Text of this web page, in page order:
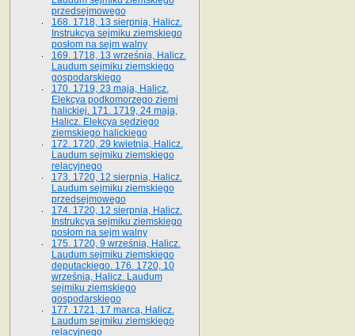
przedsejmowego
168. 1718, 13 sierpnia, Halicz.
Instrukcya sejmiku ziemskiego
posłom na sejm walny
169. 1718, 13 września, Halicz.
Laudum sejmiku ziemskiego
gospodarskiego
170. 1719, 23 maja, Halicz.
Elekcya podkomorzego ziemi
halickiej. 171. 1719, 24 maja,
Halicz. Elekcya sędziego
ziemskiego halickiego
172. 1720, 29 kwietnia, Halicz.
Laudum sejmiku ziemskiego
relacyjnego
173. 1720, 12 sierpnia, Halicz.
Laudum sejmiku ziemskiego
przedsejmowego
174. 1720, 12 sierpnia, Halicz.
Instrukcya sejmiku ziemskiego
posłom na sejm walny
175. 1720, 9 września, Halicz.
Laudum sejmiku ziemskiego
deputackiego. 176. 1720, 10
września, Halicz. Laudum
sejmiku ziemskiego
gospodarskiego
177. 1721, 17 marca, Halicz.
Laudum sejmiku ziemskiego
relacyjnego